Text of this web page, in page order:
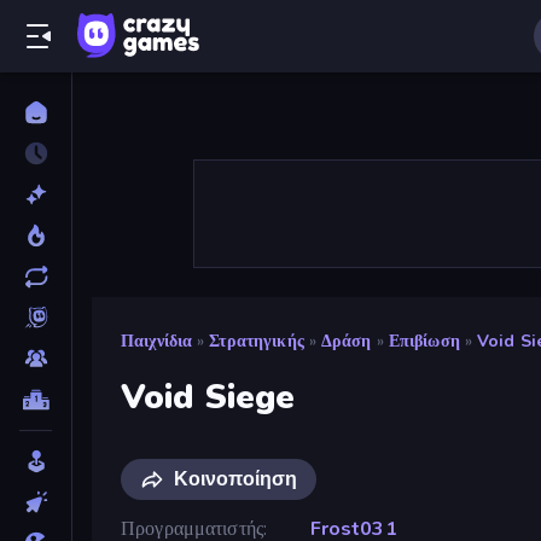
Παιχνίδια » Στρατηγικής » Δράση » Επιβίωση » Void
Void Siege
Κοινοποίηση
Προγραμματιστής
Frost031